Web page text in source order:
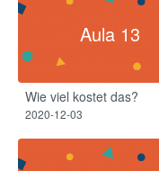
Aula 13
Wie viel kostet das?
2020-12-03